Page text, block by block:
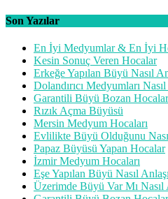
Son Yazılar
En İyi Medyumlar & En İyi
Kesin Sonuç Veren Hocalar
Erkeğe Yapılan Büyü Nasıl
Dolandırıcı Medyumları
Garantili Büyü Bozan Hocalar
Rızık Açma Büyüsü
Mersin Medyum Hocaları
Evlilikte Büyü Olduğunu
Papaz Büyüsü Yapan Hocalar
İzmir Medyum Hocaları
Eşe Yapılan Büyü Nasıl
Üzerimde Büyü Var Mı Nasıl